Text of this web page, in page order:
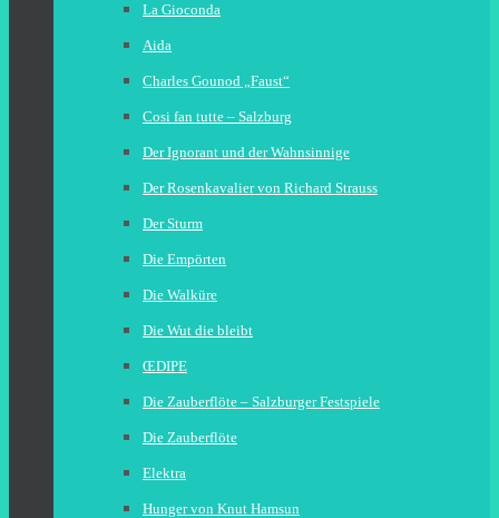
La Gioconda
Aida
Charles Gounod „Faust“
Cosi fan tutte – Salzburg
Der Ignorant und der Wahnsinnige
Der Rosenkavalier von Richard Strauss
Der Sturm
Die Empörten
Die Walküre
Die Wut die bleibt
ŒDIPE
Die Zauberflöte – Salzburger Festspiele
Die Zauberflöte
Elektra
Hunger von Knut Hamsun